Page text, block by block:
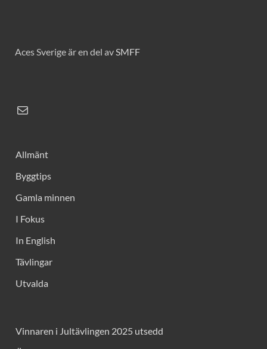
Aces Sverige är en del avSMFF
Allmänt
Byggtips
Gamla minnen
I Fokus
In English
Tävlingar
Utvalda
Vinnaren i Jultävlingen 2025 utsedd